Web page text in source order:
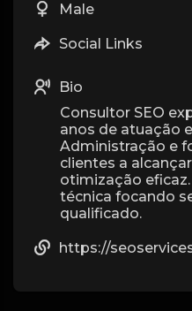
Male
Social Links
Bio
Consultor SEO
anos de atuação
Administração e
clientes a
otimização
técnica focando
qualificado.
https://